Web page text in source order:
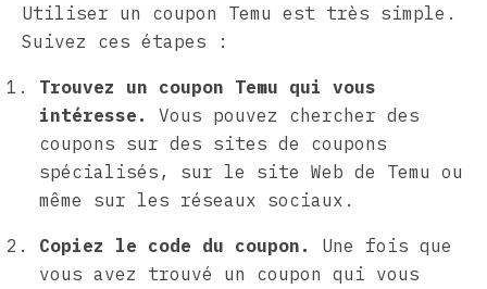
Utiliser un coupon Temu est très simple.
Suivez ces étapes :
Trouvez un coupon Temu qui vous
intéresse.
Vous pouvez chercher des
coupons sur des sites de coupons
spécialisés, sur le site Web de Temu ou
même sur les réseaux sociaux.
Copiez le code du coupon.
Une fois que
vous avez trouvé un coupon qui vous